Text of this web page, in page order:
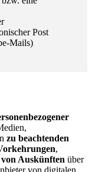
Post
Mails)
zu beachtenden
,
Auskünften über
von digitalen